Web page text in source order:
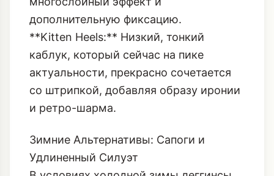
штрипка может быть надета поверх
них, что создает интересный
многослойный эффект и
дополнительную фиксацию.
**Kitten Heels:** Низкий, тонкий
каблук, который сейчас на пике
актуальности, прекрасно сочетается
со штрипкой, добавляя образу иронии
и ретро-шарма.